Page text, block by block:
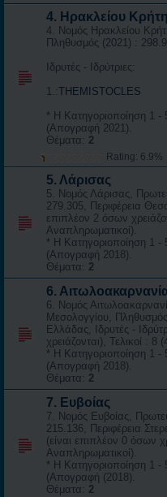
4. Ηρακλείου
4. Νομός Ηρακλείου
Πληθυσμός (2021) :
Ιδρυτές - Ιδρύτριες:
1.:THEMISTOCLES
* Η Κατηγοριοποίηση 1 -
(Απογραφή 2021).
Θέματα: 2
Rating: 6.9%
5. Λάρισας
5. Νομός Λάρισας,
279.305, Περιφέρεια
επιπλέον 2 όσων
Αναπληρωματικοί).
* Η Κατηγοριοποίηση 1 -
(Απογραφή 2018).
Θέματα: 2
6.
6. Νομός
Μεσολογγίου,
Ελλάδας, Ιδρυτές -
χρειάζονται), Τελικοί :
* Η Κατηγοριοποίηση 1 -
(Απογραφή 2018).
Θέματα: 2
7. Ευβοίας
7. Νομός Ευβοίας,
215.136, Περιφέρεια
(είναι επιπλέον 0 όσων
Αναπληρωματικοί).
* Η Κατηγοριοποίηση 1 -
(Απογραφή (2018).
Θέματα: 2